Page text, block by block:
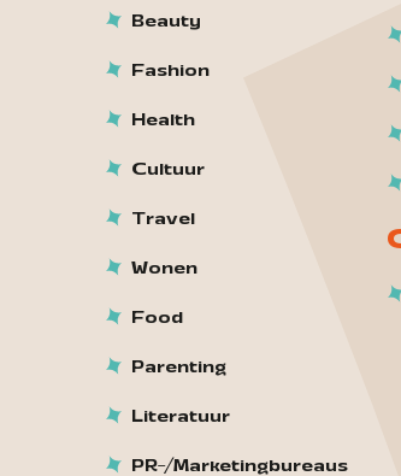
Beauty
Fashion
Health
Cultuur
Travel
Wonen
Food
Parenting
Literatuur
PR-/Marketingbureaus